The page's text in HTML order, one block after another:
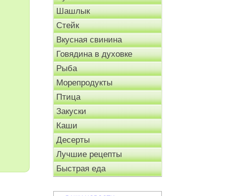
Шашлык
Стейк
Вкусная свинина
Говядина в духовке
Рыба
Морепродукты
Птица
Закуски
Каши
Десерты
Лучшие рецепты
Быстрая еда